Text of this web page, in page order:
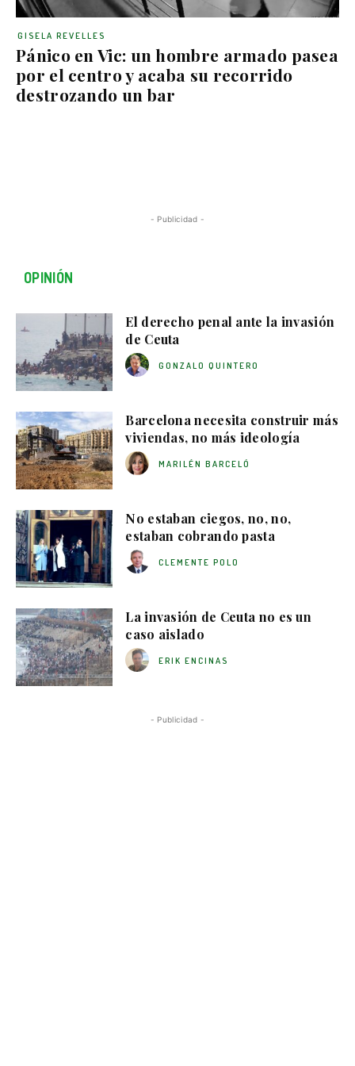
Pánico en Vic: un hombre armado pasea
por el centro y acaba su recorrido
destrozando un bar
GISELA REVELLES
- Publicidad -
OPINIÓN
El derecho penal ante la invasión
de Ceuta
GONZALO QUINTERO
Barcelona necesita construir más
viviendas, no más ideología
MARILÉN BARCELÓ
No estaban ciegos, no, no,
estaban cobrando pasta
CLEMENTE POLO
La invasión de Ceuta no es un
caso aislado
ERIK ENCINAS
- Publicidad -